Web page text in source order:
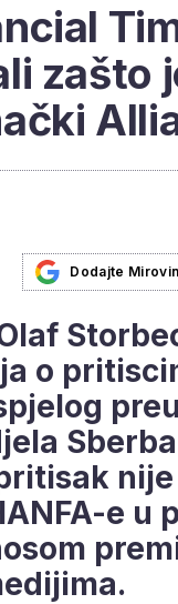
zašto
Dodajte
o
e u